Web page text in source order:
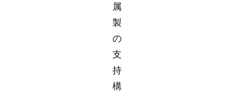
属
製
の
支
持
構